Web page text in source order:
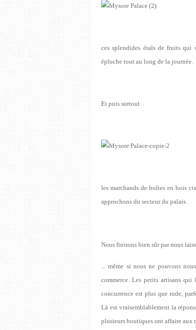
ces splendides étals de fruits qui
épluche tout au long de la journée.
Et puis surtout
les marchands de boîtes en bois
approchons du secteur du palais.
Nous finirons bien sûr par nous
... même si nous ne pouvons
commerce. Les petits artisans
concurrence est plus que rude,
Là est vraisemblablement la
plusieurs boutiques ont affaire aux